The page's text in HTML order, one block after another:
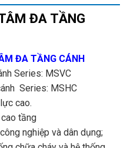
ĐA TẦNG
ĐA TẦNG CÁNH
Series: MSVC
Series: MSHC
cao.
tầng
nghiệp và dân dụng;